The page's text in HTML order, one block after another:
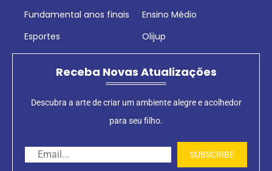
Fundamental anos finais
Ensino Médio
Esportes
Olijup
Receba Novas Atualizações
Descubra a arte de criar um ambiente alegre e acolhedor
para seu filho.